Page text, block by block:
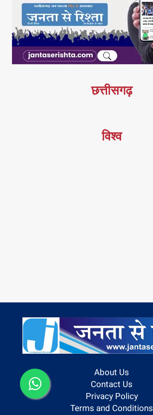
छत्तीसगढ़
विश्व
About Us
Contact Us
Privacy Policy
Terms and Conditions